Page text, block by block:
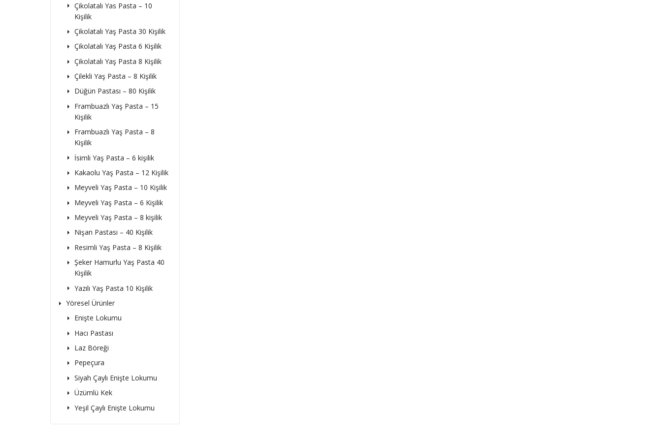
Çikolatalı Yas Pasta – 10
Kişilik
Çikolatalı Yaş Pasta 30 Kişilik
Çikolatalı Yaş Pasta 6 Kişilik
Çikolatalı Yaş Pasta 8 Kişilik
Çilekli Yaş Pasta – 8 Kişilik
Düğün Pastası – 80 Kişilik
Frambuazlı Yaş Pasta – 15
Kişilik
Frambuazlı Yaş Pasta – 8
Kişilik
İsimli Yaş Pasta – 6 kişilik
Kakaolu Yaş Pasta – 12 Kişilik
Meyveli Yaş Pasta – 10 Kişilik
Meyveli Yaş Pasta – 6 Kişilik
Meyveli Yaş Pasta – 8 kişilik
Nişan Pastası – 40 Kişilik
Resimli Yaş Pasta – 8 Kişilik
Şeker Hamurlu Yaş Pasta 40
Kişilik
Yazılı Yaş Pasta 10 Kişilik
Yöresel Ürünler
Enişte Lokumu
Hacı Pastası
Laz Böreği
Pepeçura
Siyah Çaylı Enişte Lokumu
Üzümlü Kek
Yeşil Çaylı Enişte Lokumu